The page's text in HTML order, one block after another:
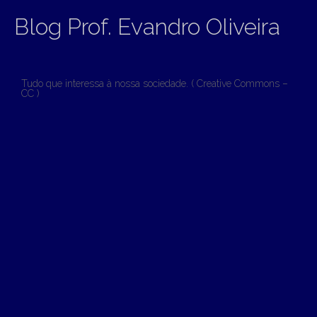
Blog Prof. Evandro Oliveira
Tudo que interessa à nossa sociedade. ( Creative Commons –
CC )